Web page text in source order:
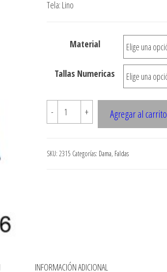
$3.290
Tela: Lino
Material
Tallas Numericas
-
2315
Falda
con
+ Agregar al carrito
SKU: 2315 Categorías: Dama, Faldas
INFORMACIÓN ADICIONAL